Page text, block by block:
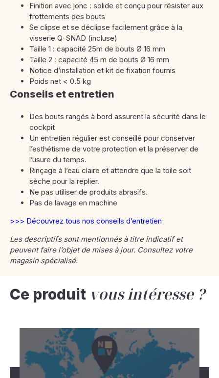
Finition avec jonc : solide et conçu pour résister aux
frottements des bouts
Se clipse et se déclipse facilement grâce à la
visserie Q-SNAD (incluse)
Taille 1 : capacité 25m de bouts Ø 16 mm
Taille 2 : capacité 45 m de bouts Ø 16 mm
Notice d’installation et kit de fixation fournis
Poids net < 0.5 kg
Conseils et entretien
Des bouts rangés à bord assurent la sécurité dans le
cockpit
Un entretien régulier est conseillé pour conserver
l’esthétisme de votre protection et la préserver de
l’usure du temps.
Rinçage à l’eau claire et attendre que la toile soit
sèche pour la replier.
Ne pas utiliser de produits abrasifs.
Pas de lavage en machine
>>> Découvrez tous nos conseils d’entretien
Les descriptifs sont mentionnés à titre indicatif et
peuvent faire l’objet de mises à jour. Consultez votre
magasin spécialisé.
Ce produit vous intéresse ?